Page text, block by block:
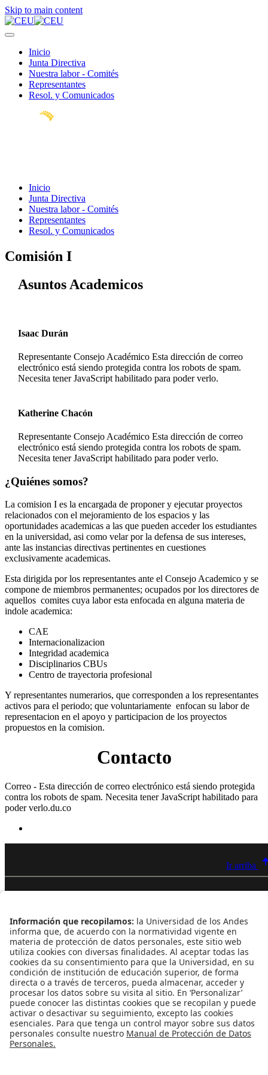
Skip to main content
Inicio
Junta Directiva
Nuestra labor - Comités
Representantes
Resol. y Comunicados
Inicio
Junta Directiva
Nuestra labor - Comités
Representantes
Resol. y Comunicados
Comisión I
Asuntos Academicos
Isaac Durán
Representante Consejo Académico Esta dirección de correo
electrónico está siendo protegida contra los robots de spam.
Necesita tener JavaScript habilitado para poder verlo.
Katherine Chacón
Representante Consejo Académico Esta dirección de correo
electrónico está siendo protegida contra los robots de spam.
Necesita tener JavaScript habilitado para poder verlo.
¿Quiénes somos?
La comision I es la encargada de proponer y ejecutar proyectos
relacionados con el mejoramiento de los espacios y las
oportunidades academicas a las que pueden acceder los estudiantes
en la universidad, asi como velar por la defensa de sus intereses,
ante las instancias directivas pertinentes en cuestiones
exclusivamente academicas.
Esta dirigida por los representantes ante el Consejo Academico y se
compone de miembros permanentes; ocupados por los directores de
aquellos comites cuya labor esta enfocada en alguna materia de
indole academica:
CAE
Internacionalizacion
Integridad academica
Disciplinarios CBUs
Centro de trayectoria profesional
Y representantes numerarios, que corresponden a los representantes
activos para el periodo; que voluntariamente enfocan su labor de
representacion en el apoyo y participacion de los proyectos
propuestos en la comision.
Contacto
Correo - Esta dirección de correo electrónico está siendo protegida
contra los robots de spam. Necesita tener JavaScript habilitado para
poder verlo.du.co
Ir arriba
Dirección
Cra. 1 Este Nº 19A - 40 Bogotá - Colombia
Edificio Mario Laserna - piso 6 - Oficina 609
Atención telefónica
+(571) 339 49 49 - Ext. 4830
Enlaces de interés
Línea de Transparencia Uniandes